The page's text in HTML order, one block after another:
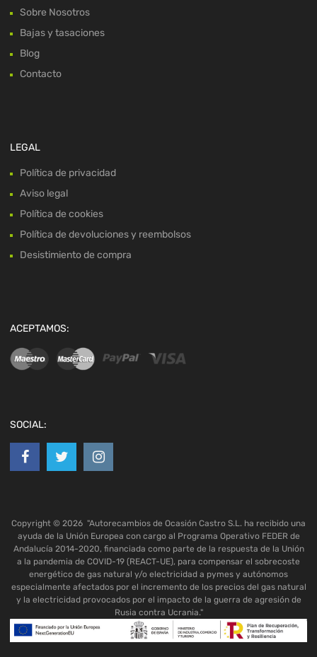
Sobre Nosotros
Bajas y tasaciones
Blog
Contacto
LEGAL
Política de privacidad
Aviso legal
Política de cookies
Política de devoluciones y reembolsos
Desistimiento de compra
ACEPTAMOS:
SOCIAL:
Copyright © 2026 "Autorecambios de Ocasión Castro S.L. ha recibido una
ayuda de la Unión Europea con cargo al Programa Operativo FEDER de
Andalucía 2014-2020, financiada como parte de la respuesta de la Unión
a la pandemia de COVID-19 (REACT-UE), para compensar el sobrecoste
energético de gas natural y/o electricidad a pymes y autónomos
especialmente afectados por el incremento de los precios del gas natural
y la electricidad provocados por el impacto de la guerra de agresión de
Rusia contra Ucrania."